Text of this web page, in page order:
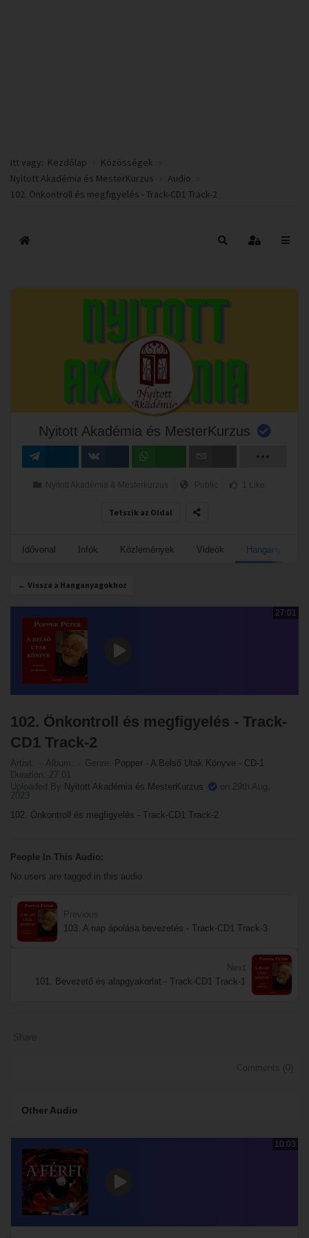
Itt vagy: Kezdőlap
Közösségek
Nyitott Akadémia és MesterKurzus
Audio
102. Önkontroll és megfigyelés - Track-CD1 Track-2
Főoldal Keresés
Nyitott Akadémia és MesterKurzus
Nyitott Akadémia & Mesterkurzus Public 1 Like
Tetszik az Oldal
Idővonal Infók Közlemények Videók Hanganyagok
← Vissza a Hanganyagokhoz
27:01
102. Önkontroll és megfigyelés - Track-
CD1 Track-2
Artist: Album: Genre:
Popper - A Belső Utak Könyve - CD-1
Duration: 27:01
Uploaded By Nyitott Akadémia és MesterKurzus
on 29th Aug,
2023
102. Önkontroll és megfigyelés - Track-CD1 Track-2
People In This Audio:
No users are tagged in this audio
Previous
103. A nap ápolása bevezetés - Track-CD1 Track-3
Next
101. Bevezető és alapgyakorlat - Track-CD1 Track-1
Other Audio
10:03